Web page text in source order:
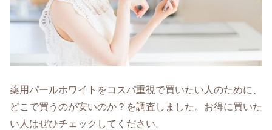
薬用パールホワイトをコスパ重視で買いたい人のために、
どこで買うのが安いのか？を調査しました。お得に買いた
い人はぜひチェックしてください。